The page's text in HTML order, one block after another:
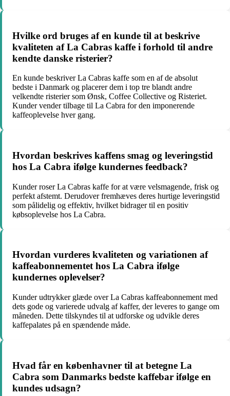
Hvilke ord bruges af en kunde til at beskrive
kvaliteten af La Cabras kaffe i forhold til andre
kendte danske risterier?
En kunde beskriver La Cabras kaffe som en af de absolut
bedste i Danmark og placerer dem i top tre blandt andre
velkendte risterier som Ønsk, Coffee Collective og Risteriet.
Kunder vender tilbage til La Cabra for den imponerende
kaffeoplevelse hver gang.
Hvordan beskrives kaffens smag og leveringstid
hos La Cabra ifølge kundernes feedback?
Kunder roser La Cabras kaffe for at være velsmagende, frisk og
perfekt afstemt. Derudover fremhæves deres hurtige leveringstid
som pålidelig og effektiv, hvilket bidrager til en positiv
købsoplevelse hos La Cabra.
Hvordan vurderes kvaliteten og variationen af
kaffeabonnementet hos La Cabra ifølge
kundernes oplevelser?
Kunder udtrykker glæde over La Cabras kaffeabonnement med
dets gode og varierede udvalg af kaffer, der leveres to gange om
måneden. Dette tilskyndes til at udforske og udvikle deres
kaffepalates på en spændende måde.
Hvad får en københavner til at betegne La
Cabra som Danmarks bedste kaffebar ifølge en
kundes udsagn?